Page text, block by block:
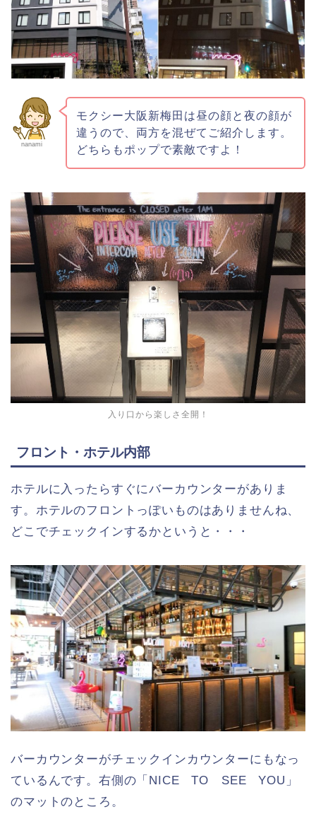
nanami
モクシー大阪新梅田は昼の顔と夜の顔が
違うので、両方を混ぜてご紹介します。
どちらもポップで素敵ですよ！
入り口から楽しさ全開！
フロント・ホテル内部
ホテルに入ったらすぐにバーカウンターがありま
す。ホテルのフロントっぽいものはありませんね、
どこでチェックインするかというと・・・
バーカウンターがチェックインカウンターにもなっ
ているんです。右側の「NICE TO SEE YOU」
のマットのところ。